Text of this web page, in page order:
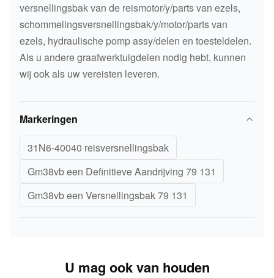
versnellingsbak van de reismotor/y/parts van ezels,
schommelingsversnellingsbak/y/motor/parts van
ezels, hydraulische pomp assy/delen en toesteldelen.
Als u andere graafwerktuigdelen nodig hebt, kunnen
wij ook als uw vereisten leveren.
Markeringen
31N6-40040 reisversnellingsbak
Gm38vb een Definitieve Aandrijving 79 131
Gm38vb een Versnellingsbak 79 131
U mag ook van houden